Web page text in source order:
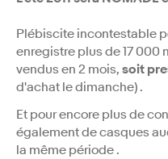
Plébiscite incontestable
enregistre plus de 17 000
vendus en 2 mois, soit
d'achat le dimanche) .
Et pour encore plus de
également de casques
la même période .